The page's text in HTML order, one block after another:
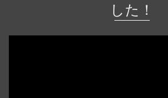
した！